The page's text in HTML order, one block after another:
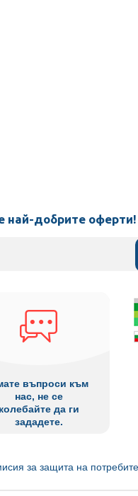
най-добрите оферти!
въпроси към
нас, не се
колебайте да ги
зададете.
за защита на